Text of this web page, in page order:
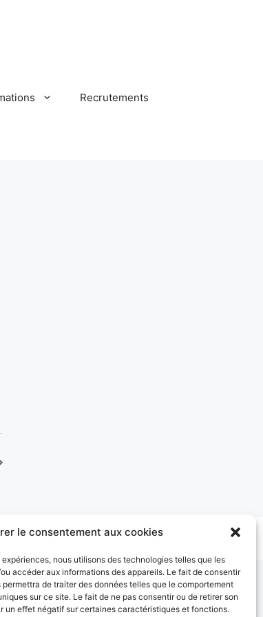
le consentement aux cookies
nous utilisons des technologies telles que les
accéder aux informations des appareils. Le fait de consentir
de traiter des données telles que le comportement
sur ce site. Le fait de ne pas consentir ou de retirer son
un effet négatif sur certaines caractéristiques et fonctions.
Recrutements